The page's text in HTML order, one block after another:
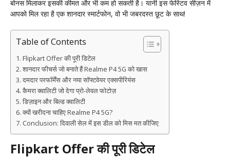
बोनस मिलाकर इसकी कीमत और भी कम हो सकती है। यानी इस फेस्टिव सीज़न में
आपको मिल रहा है एक शानदार स्मार्टफोन, वो भी जबरदस्त छूट के साथ!
Table of Contents
Flipkart Offer की पूरी डिटेल
शानदार फीचर्स जो बनाते हैं Realme P4 5G को खास
दमदार परफॉर्मेंस और नया सॉफ्टवेयर एक्सपीरियंस
कैमरा क्वालिटी जो देगा प्रो-लेवल फोटोज़
डिज़ाइन और बिल्ड क्वालिटी
क्यों खरीदना चाहिए Realme P4 5G?
Conclusion: दिवाली सेल में इस डील को मिस मत कीजिए
Flipkart Offer की पूरी डिटेल